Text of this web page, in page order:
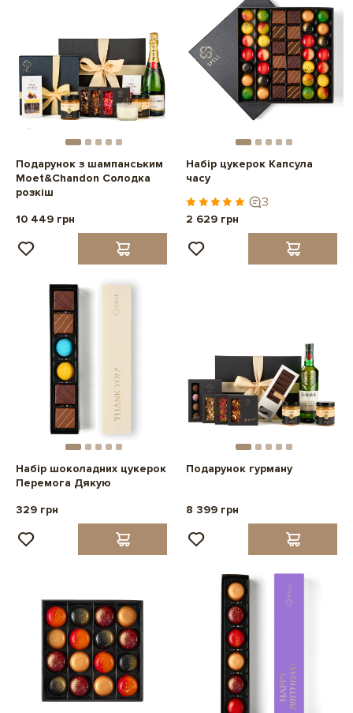
Подарунок з шампанським
Moet&Chandon Солодка
розкіш
10 449 грн
Набір цукерок Капсула
часу
3
2 629 грн
Набір шоколадних цукерок
Перемога Дякую
329 грн
Подарунок гурману
8 399 грн